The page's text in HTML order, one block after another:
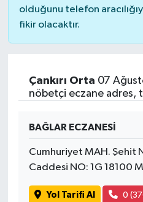
olduğunu telefon
fikir olacaktır.
Çankırı Orta 07
nöbetçi eczane adres,
BAĞLAR ECZANESİ
Cumhuriyet MAH. Şehit
Caddesi NO: 1G 18100
Yol Tarifi Al 0
KURDÎ
Sağlık
Sağlık & Yaşam
Spor
Yaşam